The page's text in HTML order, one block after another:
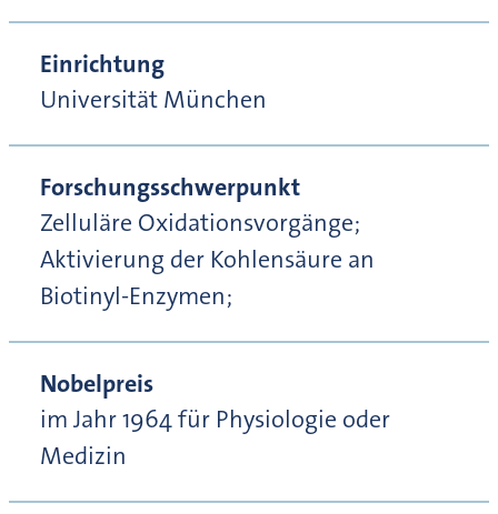
Einrichtung
Universität München
Forschungsschwerpunkt
Zelluläre Oxidationsvorgänge;
Aktivierung der Kohlensäure an
Biotinyl-Enzymen;
Nobelpreis
im Jahr 1964 für Physiologie oder
Medizin